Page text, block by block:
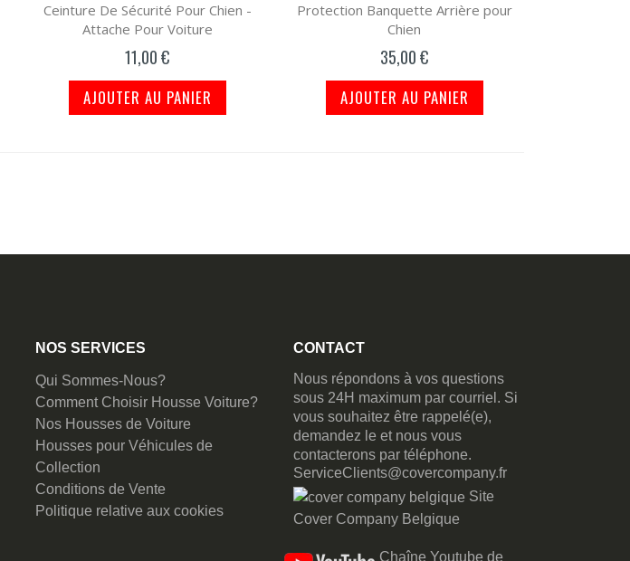
Ceinture De Sécurité Pour Chien -
Attache Pour Voiture
11,00 €
AJOUTER AU PANIER
Protection Banquette Arrière pour
Chien
35,00 €
AJOUTER AU PANIER
NOS SERVICES
Qui Sommes-Nous?
Comment Choisir Housse Voiture?
Nos Housses de Voiture
Housses pour Véhicules de
Collection
Conditions de Vente
Politique relative aux cookies
CONTACT
Nous répondons à vos questions
sous 24H maximum par courriel. Si
vous souhaitez être rappelé(e),
demandez le et nous vous
contacterons par téléphone.
ServiceClients@covercompany.fr
Site
Cover Company Belgique
Chaîne Youtube de